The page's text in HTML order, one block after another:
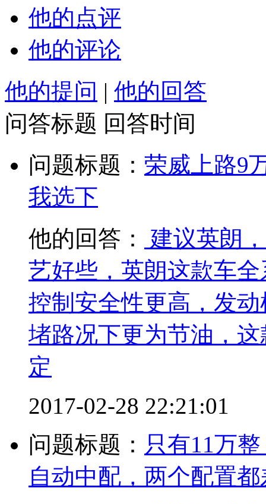
他的点评
他的评论
他的提问 | 他的回答
问答标题 回答时间
问题标题： 荣威上路9
我选下
他的回答：
建议英朗
艺好些，英朗这款车
控制安全性更高，发
堵路况下更为节油，
定
2017-02-28 22:21:01
问题标题： 只有11万
自动中配，两个配置都